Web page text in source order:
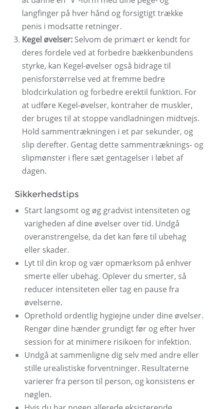
langfinger på hver hånd og forsigtigt trække
penis i modsatte retninger.
Kegel øvelser: Selvom de primært er kendt for
deres fordele ved at forbedre bækkenbundens
styrke, kan Kegel-øvelser også bidrage til
penisforstørrelse ved at fremme bedre
blodcirkulation og forbedre erektil funktion. For
at udføre Kegel-øvelser, kontraher de muskler,
der bruges til at stoppe vandladningen midtvejs.
Hold sammentrækningen i et par sekunder, og
slip derefter. Gentag dette sammentræknings- og
slipmønster i flere sæt gentagelser i løbet af
dagen.
Sikkerhedstips
Start langsomt og øg gradvist intensiteten og
varigheden af ​​dine øvelser over tid. Undgå
overanstrengelse, da det kan føre til ubehag
eller skader.
Lyt til din krop og vær opmærksom på enhver
smerte eller ubehag. Oplever du smerter, så
reducer intensiteten eller tag en pause fra
øvelserne.
Oprethold ordentlig hygiejne under dine øvelser.
Rengør dine hænder grundigt før og efter hver
session for at minimere risikoen for infektion.
Undgå at sammenligne dig selv med andre eller
stille urealistiske forventninger. Resultaterne
varierer fra person til person, og konsistens er
nøglen.